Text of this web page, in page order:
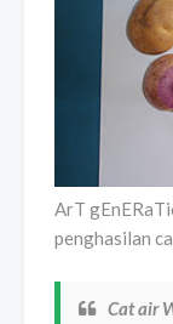
ArT
penghasilan
Cat air